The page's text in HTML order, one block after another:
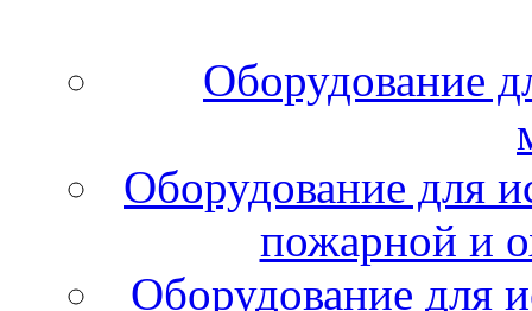
Оборудование
Оборудование для
пожарной и
Оборудование для